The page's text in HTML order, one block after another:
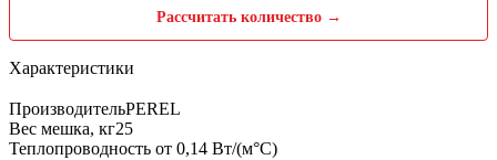
Рассчитать количество →
Характеристики
ПроизводительPEREL
Вес мешка, кг25
Теплопроводность от 0,14 Вт/(м°С)